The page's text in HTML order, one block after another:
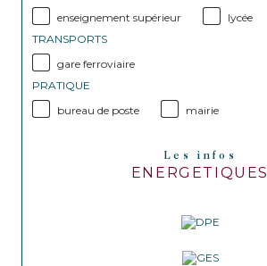
enseignement supérieur
lycée
TRANSPORTS
gare ferroviaire
PRATIQUE
bureau de poste
mairie
Les infos
ENERGETIQUES